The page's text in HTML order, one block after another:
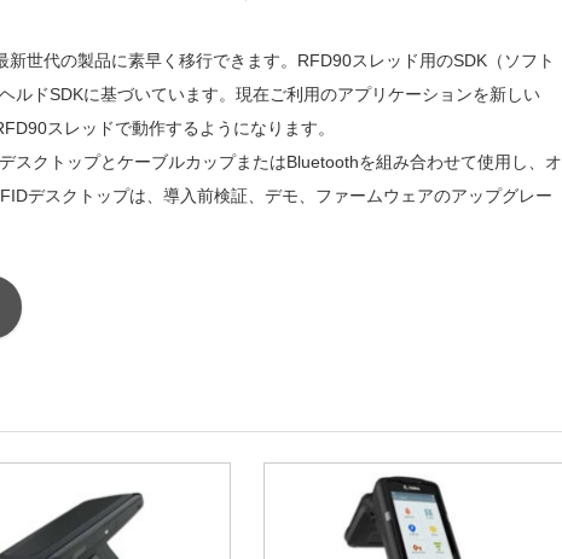
世代の製品に素早く移行できます。RFD90スレッド用のSDK（ソフト
ルドSDKに基づいています。現在ご利用のアプリケーションを新しい
スレッドで動作するようになります。
スクトップとケーブルカップまたはBluetoothを組み合わせて使用し、オ
デスクトップは、導入前検証、デモ、ファームウェアのアップグレー